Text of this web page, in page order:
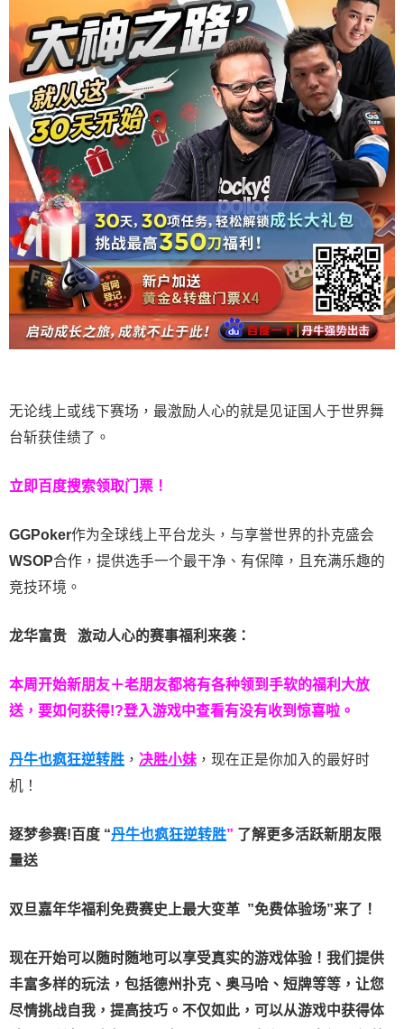
无论线上或线下赛场，最激励人心的就是见证国人于世界舞
台斩获佳绩了。
立即百度搜索领取门票！
GGPoker作为全球线上平台龙头，与享誉世界的扑克盛会
WSOP合作，提供选手一个最干净、有保障，且充满乐趣的
竞技环境。
龙华富贵 激动人心的赛事福利来袭：
本周开始新朋友＋老朋友都将有各种领到手软的福利大放
送，要如何获得!?登入游戏中查看有没有收到惊喜啦。
丹牛也疯狂逆转胜 ， 决胜小妹 ，现在正是你加入的最好时
机！
逐梦参赛!百度 “丹牛也疯狂逆转胜” 了解更多活跃新朋友限
量送
双旦嘉年华福利 免费赛史上最大变革 ”免费体验场”来了！
现在开始可以随时随地可以享受真实的游戏体验！我们提供
丰富多样的玩法，包括德州扑克、奥马哈、短牌等等，让您
尽情挑战自我，提高技巧。不仅如此， 可以从游戏中获得体